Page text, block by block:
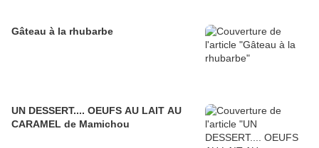
Gâteau à la rhubarbe
UN DESSERT.... OEUFS AU LAIT AU
CARAMEL de Mamichou